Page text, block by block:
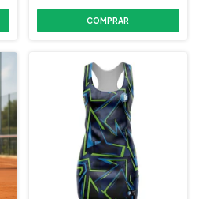
COMPRAR